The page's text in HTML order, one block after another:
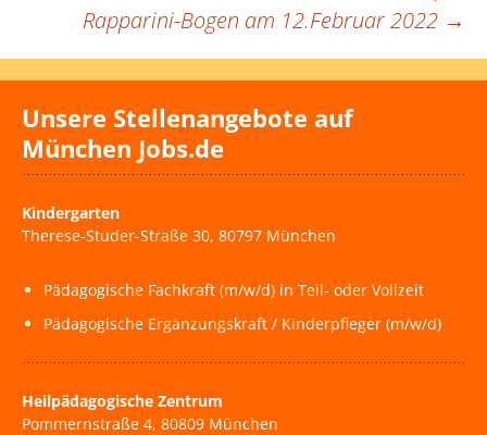
Rapparini-Bogen am 12.Februar 2022 →
Unsere Stellenangebote auf
München Jobs.de
Kindergarten
Therese-Studer-Straße 30, 80797 München
Pädagogische Fachkraft (m/w/d) in Teil- oder Vollzeit
Pädagogische Ergänzungskraft / Kinderpfleger (m/w/d)
Heilpädagogische Zentrum
Pommernstraße 4, 80809 München